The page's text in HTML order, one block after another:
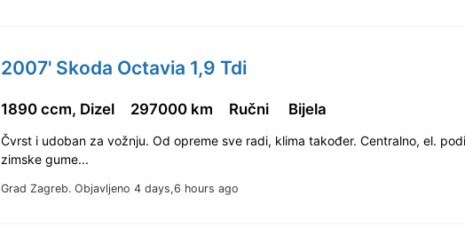
2007' Skoda Octavia 1,9 Tdi
Grad Zagreb. Objavljeno 4 days,6 hours ago
1890 ccm, Dizel 297000 km Ručni Bijela
Čvrst i udoban za vožnju. Od opreme sve radi, klima također. Centralno, el.
zimske gume...